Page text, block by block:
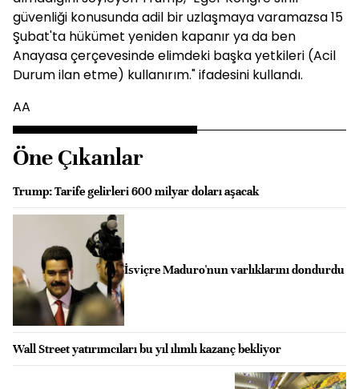
güvenliği konusunda adil bir uzlaşmaya varamazsa 15
Şubat'ta hükümet yeniden kapanır ya da ben
Anayasa çerçevesinde elimdeki başka yetkileri (Acil
Durum ilan etme) kullanırım." ifadesini kullandı.
AA
Öne Çıkanlar
Trump: Tarife gelirleri 600 milyar doları aşacak
İsviçre Maduro'nun varlıklarını dondurdu
Wall Street yatırımcıları bu yıl ılımlı kazanç bekliyor